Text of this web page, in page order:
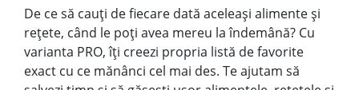
De ce să cauți de fiecare dată aceleași alimente și
rețete, când le poți avea mereu la îndemână? Cu
varianta PRO, îți creezi propria listă de favorite
exact cu ce mănânci cel mai des. Te ajutam să